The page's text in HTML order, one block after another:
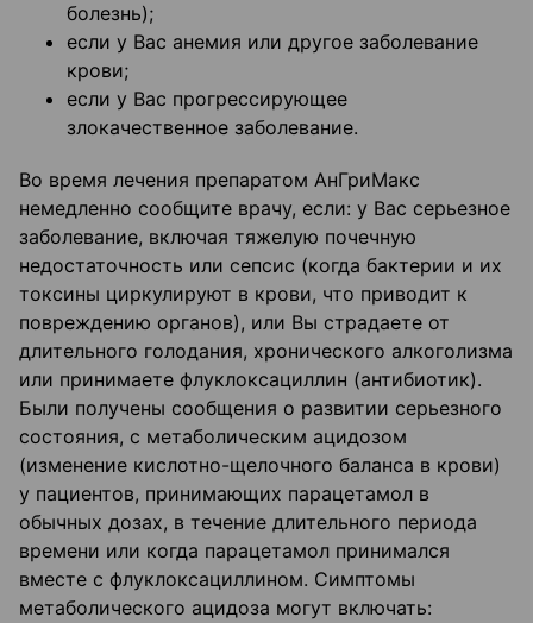
болезнь);
если у Вас анемия или другое заболевание
крови;
если у Вас прогрессирующее
злокачественное заболевание.
Во время лечения препаратом АнГриМакс
немедленно сообщите врачу, если: у Вас серьезное
заболевание, включая тяжелую почечную
недостаточность или сепсис (когда бактерии и их
токсины циркулируют в крови, что приводит к
повреждению органов), или Вы страдаете от
длительного голодания, хронического алкоголизма
или принимаете флуклоксациллин (антибиотик).
Были получены сообщения о развитии серьезного
состояния, с метаболическим ацидозом
(изменение кислотно-щелочного баланса в крови)
у пациентов, принимающих парацетамол в
обычных дозах, в течение длительного периода
времени или когда парацетамол принимался
вместе с флуклоксациллином. Симптомы
метаболического ацидоза могут включать: